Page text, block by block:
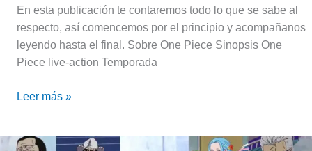
En esta publicación te contaremos todo lo que se sabe al
respecto, así comencemos por el principio y acompañanos
leyendo hasta el final. Sobre One Piece Sinopsis One
Piece live-action Temporada
Leer más »
¿Cuántas